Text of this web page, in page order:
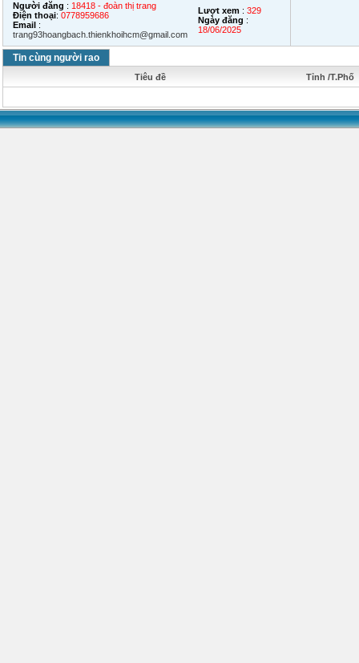
Người đăng : 18418 - đoàn thị trang
Điện thoại: 0778959686
Email :
trang93hoangbach.thienkhoihcm@gmail.com
Lượt xem : 329
Ngày đăng :
18/06/2025
Tin cùng người rao
Tiêu đề Tỉnh /T.Phố